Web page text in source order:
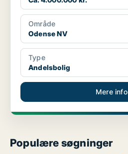
Område
Odense NV
Type
Andelsbolig
Mere info
Populære søgninger